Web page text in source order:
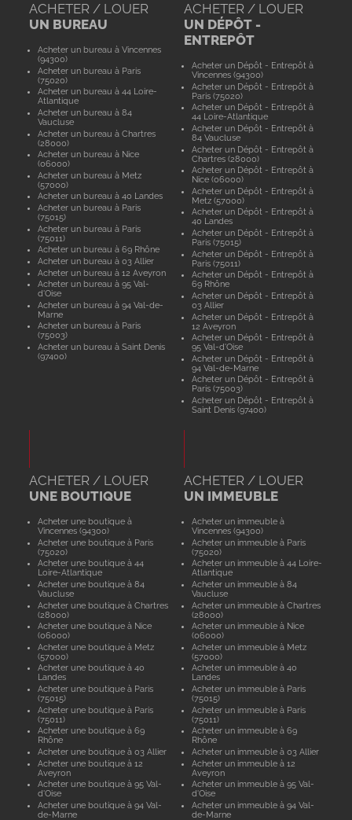
ACHETER / LOUER
UN BUREAU
Acheter un bureau à Vincennes
(94300)
Acheter un bureau à Paris
(75020)
Acheter un bureau à 44 Loire-
Atlantique
Acheter un bureau à 84
Vaucluse
Acheter un bureau à Chartres
(28000)
Acheter un bureau à Nice
(06000)
Acheter un bureau à Metz
(57000)
Acheter un bureau à 40 Landes
Acheter un bureau à Paris
(75015)
Acheter un bureau à Paris
(75011)
Acheter un bureau à 69 Rhône
Acheter un bureau à 03 Allier
Acheter un bureau à 12 Aveyron
Acheter un bureau à 95 Val-
d'Oise
Acheter un bureau à 94 Val-de-
Marne
Acheter un bureau à Paris
(75003)
Acheter un bureau à Saint Denis
(97400)
ACHETER / LOUER
UN DÉPÔT -
ENTREPÔT
Acheter un Dépôt - Entrepôt à
Vincennes (94300)
Acheter un Dépôt - Entrepôt à
Paris (75020)
Acheter un Dépôt - Entrepôt à
44 Loire-Atlantique
Acheter un Dépôt - Entrepôt à
84 Vaucluse
Acheter un Dépôt - Entrepôt à
Chartres (28000)
Acheter un Dépôt - Entrepôt à
Nice (06000)
Acheter un Dépôt - Entrepôt à
Metz (57000)
Acheter un Dépôt - Entrepôt à
40 Landes
Acheter un Dépôt - Entrepôt à
Paris (75015)
Acheter un Dépôt - Entrepôt à
Paris (75011)
Acheter un Dépôt - Entrepôt à
69 Rhône
Acheter un Dépôt - Entrepôt à
03 Allier
Acheter un Dépôt - Entrepôt à
12 Aveyron
Acheter un Dépôt - Entrepôt à
95 Val-d'Oise
Acheter un Dépôt - Entrepôt à
94 Val-de-Marne
Acheter un Dépôt - Entrepôt à
Paris (75003)
Acheter un Dépôt - Entrepôt à
Saint Denis (97400)
ACHETER / LOUER
UNE BOUTIQUE
Acheter une boutique à
Vincennes (94300)
Acheter une boutique à Paris
(75020)
Acheter une boutique à 44
Loire-Atlantique
Acheter une boutique à 84
Vaucluse
Acheter une boutique à Chartres
(28000)
Acheter une boutique à Nice
(06000)
Acheter une boutique à Metz
(57000)
Acheter une boutique à 40
Landes
Acheter une boutique à Paris
(75015)
Acheter une boutique à Paris
(75011)
Acheter une boutique à 69
Rhône
Acheter une boutique à 03 Allier
Acheter une boutique à 12
Aveyron
Acheter une boutique à 95 Val-
d'Oise
Acheter une boutique à 94 Val-
de-Marne
ACHETER / LOUER
UN IMMEUBLE
Acheter un immeuble à
Vincennes (94300)
Acheter un immeuble à Paris
(75020)
Acheter un immeuble à 44 Loire-
Atlantique
Acheter un immeuble à 84
Vaucluse
Acheter un immeuble à Chartres
(28000)
Acheter un immeuble à Nice
(06000)
Acheter un immeuble à Metz
(57000)
Acheter un immeuble à 40
Landes
Acheter un immeuble à Paris
(75015)
Acheter un immeuble à Paris
(75011)
Acheter un immeuble à 69
Rhône
Acheter un immeuble à 03 Allier
Acheter un immeuble à 12
Aveyron
Acheter un immeuble à 95 Val-
d'Oise
Acheter un immeuble à 94 Val-
de-Marne